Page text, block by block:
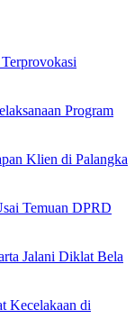
Program
Klien di Palangka
Temuan DPRD
Jalani Diklat Bela
Kecelakaan di